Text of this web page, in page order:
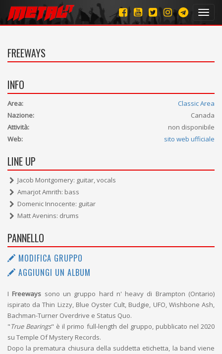
FREEWAYS
INFO
Area:
Classic Area
Nazione:
Canada
Attività:
non disponibile
Web:
sito web ufficiale
LINE UP
Jacob Montgomery: guitar, vocals
Amarjot Amrith: bass
Domenic Innocente: guitar
Matt Avenins: drums
PANNELLO
MODIFICA GRUPPO
AGGIUNGI UN ALBUM
I Freeways sono un gruppo hard n' heavy di Brampton (Ontario)
ispirato da Thin Lizzy, Blue Oyster Cult, Budgie, UFO, Wishbone Ash,
Bachman-Turner Overdrive e Status Quo.
"True Bearings" è il primo full-length del gruppo, pubblicato nel 2020
su Temple Of Mystery Records.
Dopo la prematura chiusura della suddetta etichetta, la band viene